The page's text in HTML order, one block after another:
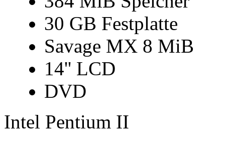
30 GB Festplatte
Savage MX 8 MiB
14'' LCD
DVD
Intel Pentium II